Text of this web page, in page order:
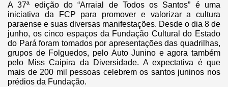
A 37ª edição do “Arraial de Todos os Santos” é uma
iniciativa da FCP para promover e valorizar a cultura
paraense e suas diversas manifestações. Desde o dia 8 de
junho, os cinco espaços da Fundação Cultural do Estado
do Pará foram tomados por apresentações das quadrilhas,
grupos de Folguedos, pelo Auto Junino e agora também
pelo Miss Caipira da Diversidade. A expectativa é que
mais de 200 mil pessoas celebrem os santos juninos nos
prédios da Fundação.